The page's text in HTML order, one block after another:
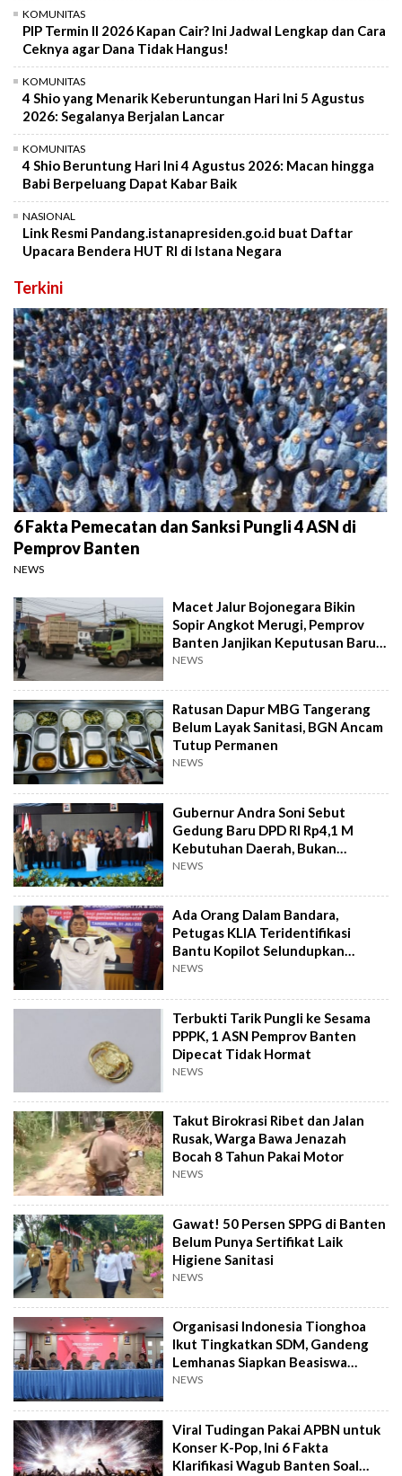
KOMUNITAS
PIP Termin II 2026 Kapan Cair? Ini Jadwal Lengkap dan Cara
Ceknya agar Dana Tidak Hangus!
KOMUNITAS
4 Shio yang Menarik Keberuntungan Hari Ini 5 Agustus
2026: Segalanya Berjalan Lancar
KOMUNITAS
4 Shio Beruntung Hari Ini 4 Agustus 2026: Macan hingga
Babi Berpeluang Dapat Kabar Baik
NASIONAL
Link Resmi Pandang.istanapresiden.go.id buat Daftar
Upacara Bendera HUT RI di Istana Negara
Terkini
6 Fakta Pemecatan dan Sanksi Pungli 4 ASN di
Pemprov Banten
NEWS
Macet Jalur Bojonegara Bikin
Sopir Angkot Merugi, Pemprov
Banten Janjikan Keputusan Baru 4
Hari Lagi
NEWS
Ratusan Dapur MBG Tangerang
Belum Layak Sanitasi, BGN Ancam
Tutup Permanen
NEWS
Gubernur Andra Soni Sebut
Gedung Baru DPD RI Rp4,1 M
Kebutuhan Daerah, Bukan
Senator
NEWS
Ada Orang Dalam Bandara,
Petugas KLIA Teridentifikasi
Bantu Kopilot Selundupkan
Ekstasi ke Indonesia
NEWS
Terbukti Tarik Pungli ke Sesama
PPPK, 1 ASN Pemprov Banten
Dipecat Tidak Hormat
NEWS
Takut Birokrasi Ribet dan Jalan
Rusak, Warga Bawa Jenazah
Bocah 8 Tahun Pakai Motor
NEWS
Gawat! 50 Persen SPPG di Banten
Belum Punya Sertifikat Laik
Higiene Sanitasi
NEWS
Organisasi Indonesia Tionghoa
Ikut Tingkatkan SDM, Gandeng
Lemhanas Siapkan Beasiswa
Hingga S3
NEWS
Viral Tudingan Pakai APBN untuk
Konser K-Pop, Ini 6 Fakta
Klarifikasi Wagub Banten Soal